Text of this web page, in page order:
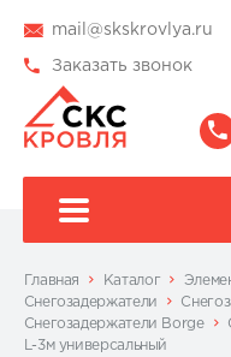
mail@skskrovlya.ru
Заказать звонок
Главная Каталог
Снегозадержатели
Снегозадержатели Borge
L-3м универсальный